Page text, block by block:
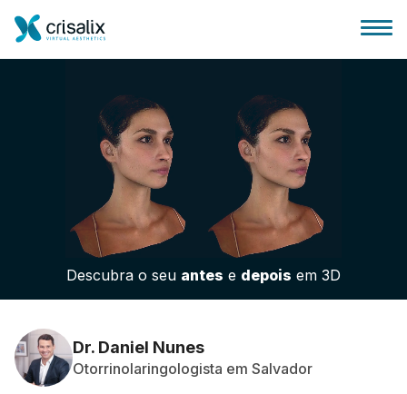
Página inicial para cirurgiões
Plataforma 3D de business
Planos
Avaliações dos pacientes
Descubra o seu antes e depois em 3D
Dr. Daniel Nunes
Otorrinolaringologista em Salvador